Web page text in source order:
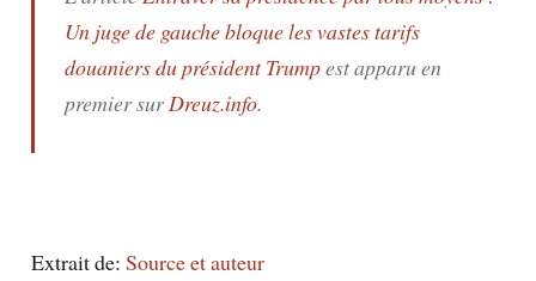
Un juge de gauche bloque les vastes tarifs
douaniers du président Trumpest apparu en
premier surDreuz.info.
Extrait de: Source et auteur